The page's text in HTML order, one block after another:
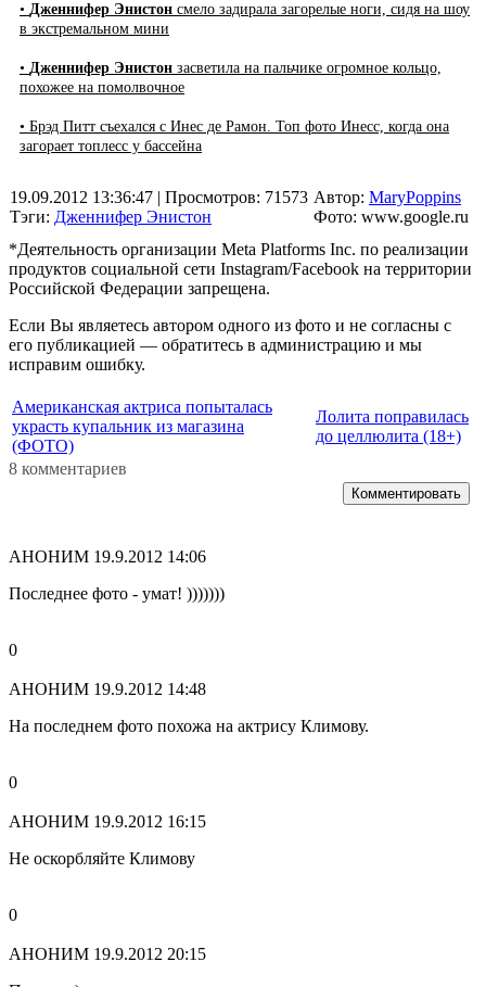
• Дженнифер Энистон смело задирала загорелые ноги, сидя на шоу
в экстремальном мини
• Дженнифер Энистон засветила на пальчике огромное кольцо,
похожее на помолвочное
• Брэд Питт съехался с Инес де Рамон. Топ фото Инесс, когда она
загорает топлесс у бассейна
19.09.2012 13:36:47 | Просмотров: 71573
Тэги: Дженнифер Энистон
Автор: MaryPoppins
Фото: www.google.ru
*Деятельность организации Meta Platforms Inc. по реализации
продуктов социальной сети Instagram/Facebook на территории
Российской Федерации запрещена.
Если Вы являетесь автором одного из фото и не согласны с
его публикацией — обратитесь в администрацию и мы
исправим ошибку.
Американская актриса попыталась
украсть купальник из магазина
(ФОТО)
Лолита поправилась
до целлюлита (18+)
8 комментариев
Комментировать
АНОНИМ 19.9.2012 14:06
Последнее фото - умат! )))))))
0
АНОНИМ 19.9.2012 14:48
На последнем фото похожа на актрису Климову.
0
АНОНИМ 19.9.2012 16:15
Не оскорбляйте Климову
0
АНОНИМ 19.9.2012 20:15